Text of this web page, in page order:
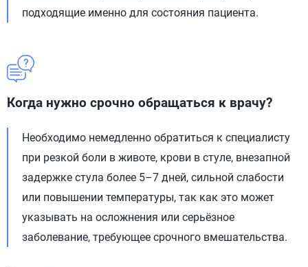
подходящие именно для состояния пациента.
Когда нужно срочно обращаться к врачу?
Необходимо немедленно обратиться к специалисту
при резкой боли в животе, крови в стуле, внезапной
задержке стула более 5–7 дней, сильной слабости
или повышении температуры, так как это может
указывать на осложнения или серьёзное
заболевание, требующее срочного вмешательства.